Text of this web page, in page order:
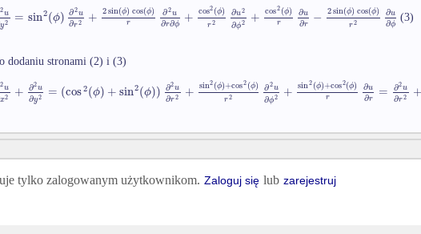
2u
y2 = sin2(ϕ) ∂2u
∂r2 + 2sin(ϕ) cos(ϕ)
r
∂2u
∂r∂ϕ + cos2(ϕ)
r2
∂u2
∂ϕ2 + cos2(ϕ)
r
∂u
∂r − 2sin(ϕ) cos(ϕ)
r2
∂u
∂ϕ
(3)
dodaniu stronami (2) i (3)
2u
x2 + ∂2u
∂y2 = (cos2(ϕ) +sin2(ϕ)) ∂2u
∂r2 + sin2(ϕ)+cos2(ϕ)
r2
∂2u
∂ϕ2 + sin2(ϕ)+cos2(ϕ)
r
∂u
∂r = ∂2u
∂r2 +
tylko zalogowanym użytkownikom. Zaloguj się lub zarejestruj